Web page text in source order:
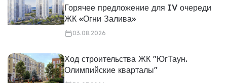
Горячее предложение для IV очереди
ЖК «Огни Залива»
03.08.2026
Ход строительства ЖК "ЮгТаун.
Олимпийские кварталы"